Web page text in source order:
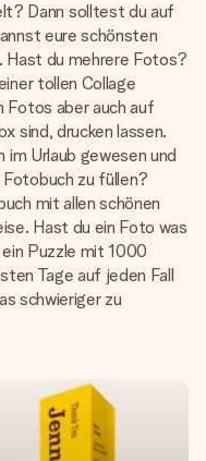
Dann solltest du auf
eure schönsten
Hast du mehrere Fotos?
tollen Collage
Fotos aber auch auf
sind, drucken lassen.
Urlaub gewesen und
zu füllen?
mit allen schönen
Hast du ein Foto was
Puzzle mit 1000
Tage auf jeden Fall
schwieriger zu